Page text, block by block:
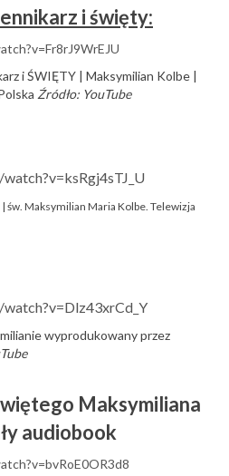
i święty:
i ŚWIĘTY | Maksymilian Kolbe |
Źródło: YouTube
św. Maksymilian Maria Kolbe. Telewizja
wyprodukowany przez
Maksymiliana
audiobook